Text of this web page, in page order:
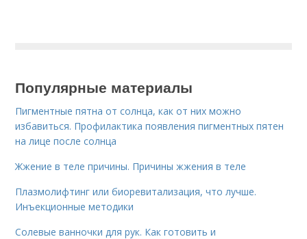
Популярные материалы
Пигментные пятна от солнца, как от них можно
избавиться. Профилактика появления пигментных пятен
на лице после солнца
Жжение в теле причины. Причины жжения в теле
Плазмолифтинг или биоревитализация, что лучше.
Инъекционные методики
Солевые ванночки для рук. Как готовить и